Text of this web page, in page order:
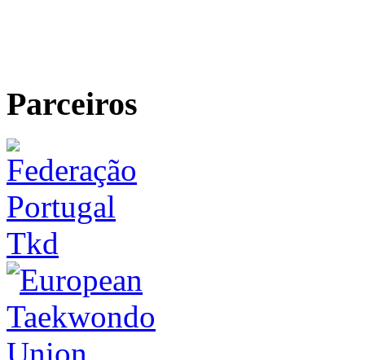
Parceiros